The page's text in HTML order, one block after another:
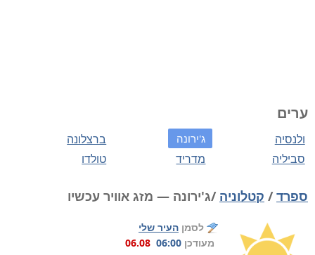
ערים
ברצלונה ג'ירונה
ולנסיה
טולדו
מדריד סביליה
ספרד/ קטלוניה /ג'ירונה — מזג אוויר עכשיו
לסמן העיר שלי
מעודכן 06:00
06.08